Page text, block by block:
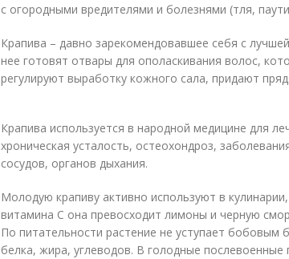
с огородными вредителями и болезнями (тля,
Крапива – давно зарекомендовавшее себя с
нее готовят отвары для ополаскивания волос,
регулируют выработку кожного сала, придают
Крапива используется в народной медицине для
хроническая усталость, остеохондроз,
сосудов, органов дыхания.
Молодую крапиву активно используют в
витамина C она превосходит лимоны и черную
По питательности растение не уступает бобовым
белка, жира, углеводов. В голодные послевоенные